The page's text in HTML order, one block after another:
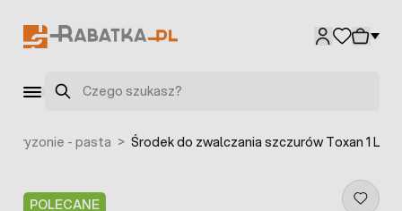
Szukaj
gryzonie - pasta > Środek do zwalczania szczurów Toxan 1 L
POLECANE